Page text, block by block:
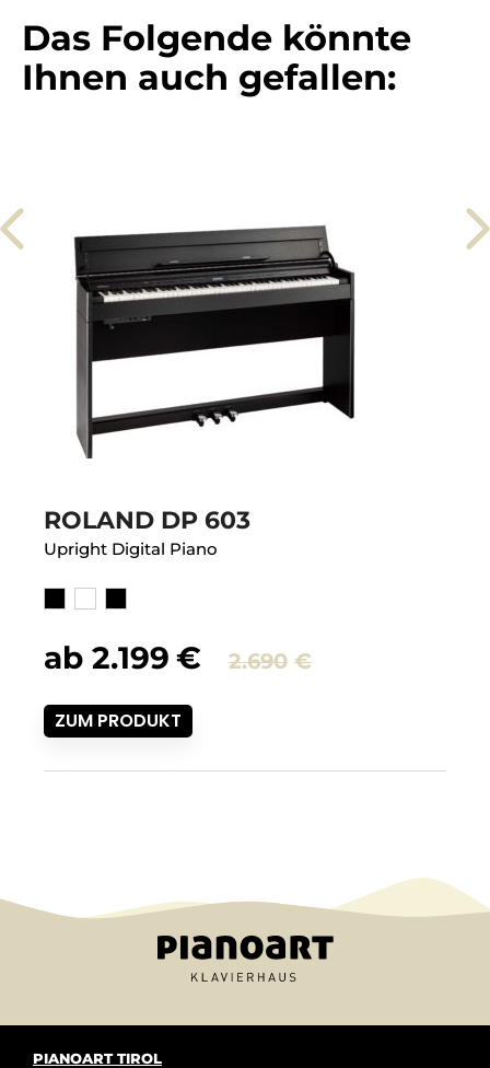
Das Folgende könnte
Ihnen auch gefallen:
ROLAND DP 603
Upright Digital Piano
2.690 €
ab 2.199 €
ZUM PRODUKT
PIANOART TIROL